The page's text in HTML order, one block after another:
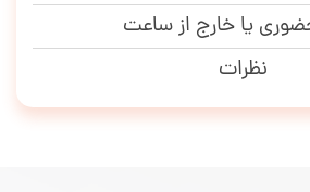
یا خارج از ساعت
نظرات